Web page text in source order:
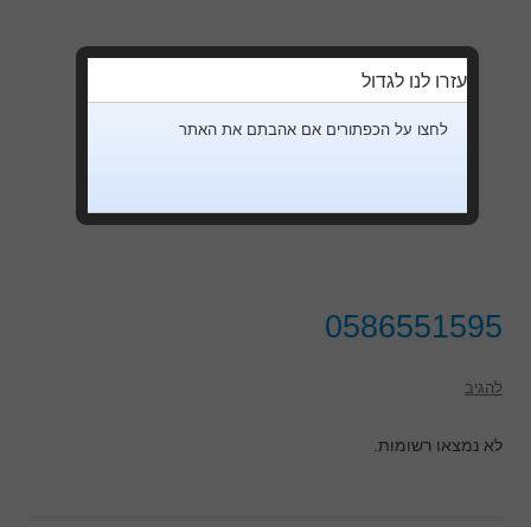
0586551595
להגיב
לא נמצאו רשומות.
עזרו לנו לגדול
לחצו על הכפתורים אם אהבתם את האתר